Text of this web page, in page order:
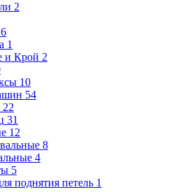
2
6
1
и Крой 2
10
54
22
31
12
8
4
5
поднятия петель 1